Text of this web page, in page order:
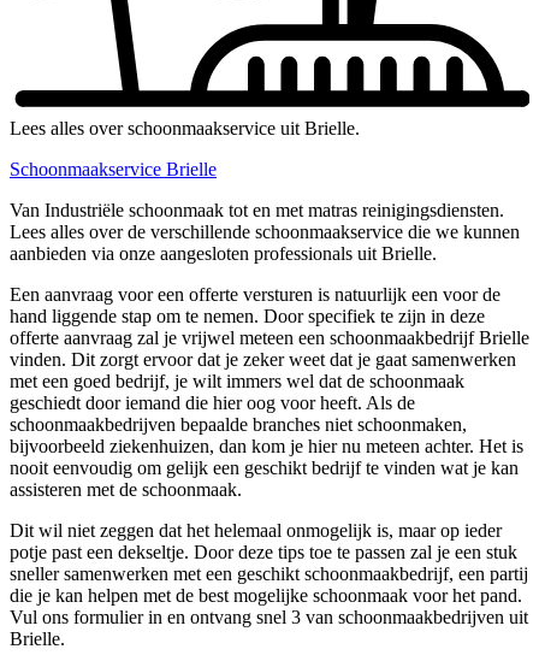
Lees alles over schoonmaakservice uit Brielle.
Schoonmaakservice Brielle
Van Industriële schoonmaak tot en met matras reinigingsdiensten.
Lees alles over de verschillende schoonmaakservice die we kunnen
aanbieden via onze aangesloten professionals uit Brielle.
Een aanvraag voor een offerte versturen is natuurlijk een voor de
hand liggende stap om te nemen. Door specifiek te zijn in deze
offerte aanvraag zal je vrijwel meteen een schoonmaakbedrijf Brielle
vinden. Dit zorgt ervoor dat je zeker weet dat je gaat samenwerken
met een goed bedrijf, je wilt immers wel dat de schoonmaak
geschiedt door iemand die hier oog voor heeft. Als de
schoonmaakbedrijven bepaalde branches niet schoonmaken,
bijvoorbeeld ziekenhuizen, dan kom je hier nu meteen achter. Het is
nooit eenvoudig om gelijk een geschikt bedrijf te vinden wat je kan
assisteren met de schoonmaak.
Dit wil niet zeggen dat het helemaal onmogelijk is, maar op ieder
potje past een dekseltje. Door deze tips toe te passen zal je een stuk
sneller samenwerken met een geschikt schoonmaakbedrijf, een partij
die je kan helpen met de best mogelijke schoonmaak voor het pand.
Vul ons formulier in en ontvang snel 3 van schoonmaakbedrijven uit
Brielle.